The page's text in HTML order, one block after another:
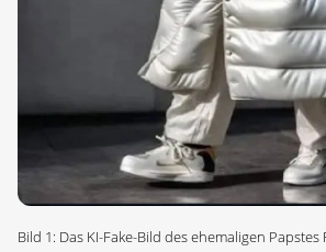
Bild 1: Das KI-Fake-Bild des ehemaligen Papstes